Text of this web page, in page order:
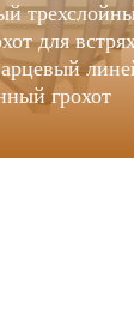
для
грохот